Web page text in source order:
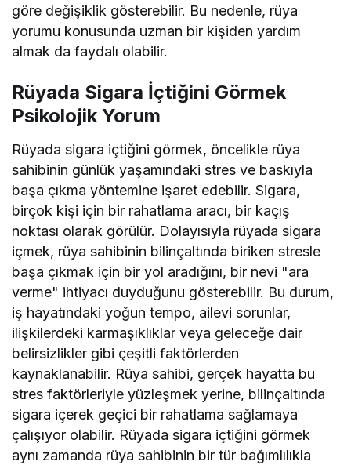
göre değişiklik gösterebilir. Bu nedenle, rüya
yorumu konusunda uzman bir kişiden yardım
almak da faydalı olabilir.
Rüyada Sigara İçtiğini Görmek
Psikolojik Yorum
Rüyada sigara içtiğini görmek, öncelikle rüya
sahibinin günlük yaşamındaki stres ve baskıyla
başa çıkma yöntemine işaret edebilir. Sigara,
birçok kişi için bir rahatlama aracı, bir kaçış
noktası olarak görülür. Dolayısıyla rüyada sigara
içmek, rüya sahibinin bilinçaltında biriken stresle
başa çıkmak için bir yol aradığını, bir nevi "ara
verme" ihtiyacı duyduğunu gösterebilir. Bu durum,
iş hayatındaki yoğun tempo, ailevi sorunlar,
ilişkilerdeki karmaşıklıklar veya geleceğe dair
belirsizlikler gibi çeşitli faktörlerden
kaynaklanabilir. Rüya sahibi, gerçek hayatta bu
stres faktörleriyle yüzleşmek yerine, bilinçaltında
sigara içerek geçici bir rahatlama sağlamaya
çalışıyor olabilir. Rüyada sigara içtiğini görmek
aynı zamanda rüya sahibinin bir tür bağımlılıkla